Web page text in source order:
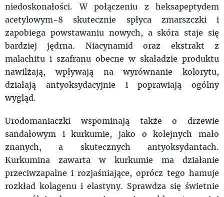
niedoskonałości. W połączeniu z heksapeptydem
acetylowym-8 skutecznie spłyca zmarszczki i
zapobiega powstawaniu nowych, a skóra staje się
bardziej jędrna. Niacynamid oraz ekstrakt z
malachitu i szafranu obecne w skaładzie produktu
nawilżają, wpływają na wyrównanie kolorytu,
działają antyoksydacyjnie i poprawiają ogólny
wygląd.
Urodomaniaczki wspominają także o drzewie
sandałowym i kurkumie, jako o kolejnych mało
znanych, a skutecznych antyoksydantach.
Kurkumina zawarta w kurkumie ma działanie
przeciwzapalne i rozjaśniające, oprócz tego hamuje
rozkład kolagenu i elastyny. Sprawdza się świetnie